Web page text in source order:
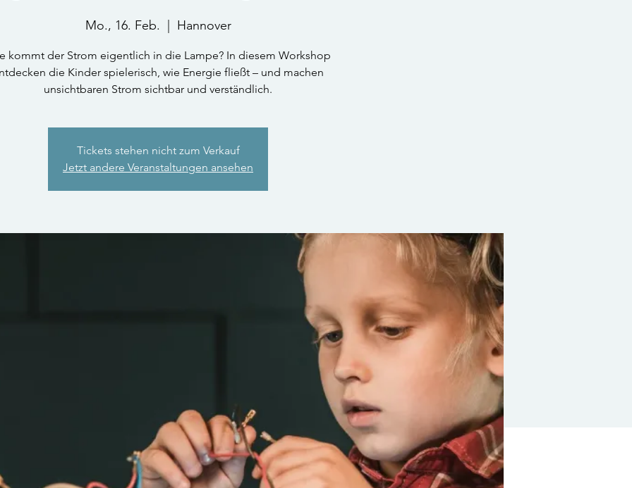
Mo., 16. Feb.
  |
Hannover
kommt der Strom eigentlich in die Lampe? In diesem Workshop
die Kinder spielerisch, wie Energie fließt – und machen
unsichtbaren Strom sichtbar und verständlich.
Tickets stehen nicht zum Verkauf
Jetzt andere Veranstaltungen ansehen